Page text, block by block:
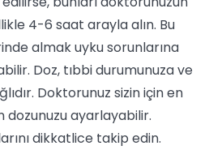
4-6 saat arayla alın. Bu
almak uyku sorunlarına
Doz, tıbbi durumunuza ve
Doktorunuz sizin için en
dozunuzu ayarlayabilir.
dikkatlice takip edin.